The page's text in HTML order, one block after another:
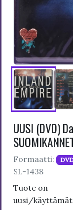
UUSI (DVD)
Formaatti:
SL-1438
Tuote on
uusi/